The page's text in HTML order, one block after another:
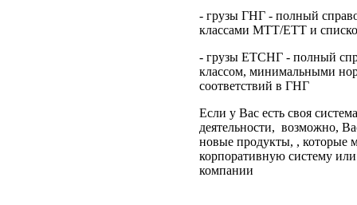
- грузы ГНГ - полный
классами МТТ/ЕТТ и
- грузы ЕТСНГ - полный
классом, минимальными
соответствий в ГНГ
Если у Вас есть своя система
деятельности, возможно,
новые продукты, , которые
корпоративную систему
компании